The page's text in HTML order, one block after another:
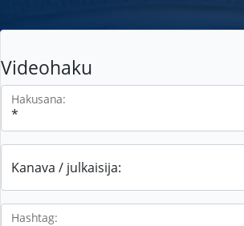
Videohaku
Hakusana:
Kanava / julkaisija:
Hashtag: